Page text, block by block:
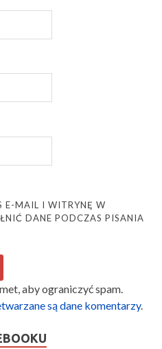
E-MAIL I WITRYNĘ W
DANE PODCZAS PISANIA
aby ograniczyć spam.
są dane komentarzy.